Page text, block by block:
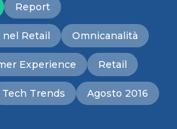
Report
Retail Omnicanalità
Experience Retail
Tech Trends Agosto 2016